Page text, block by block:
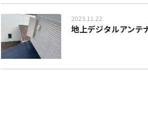
2023.11.22
地上デジタルアンテ